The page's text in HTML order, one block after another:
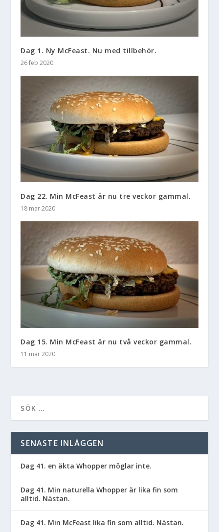
Dag 1. Ny McFeast. Nu med tillbehör.
26 feb 2020
Dag 22. Min McFeast är nu tre veckor gammal.
18 mar 2020
Dag 15. Min McFeast är nu två veckor gammal.
11 mar 2020
SENASTE INLÄGGEN
Dag 41. en äkta Whopper möglar inte.
Dag 41. Min naturella Whopper är lika fin som
alltid. Nästan.
Dag 41. Min McFeast lika fin som alltid. Nästan.